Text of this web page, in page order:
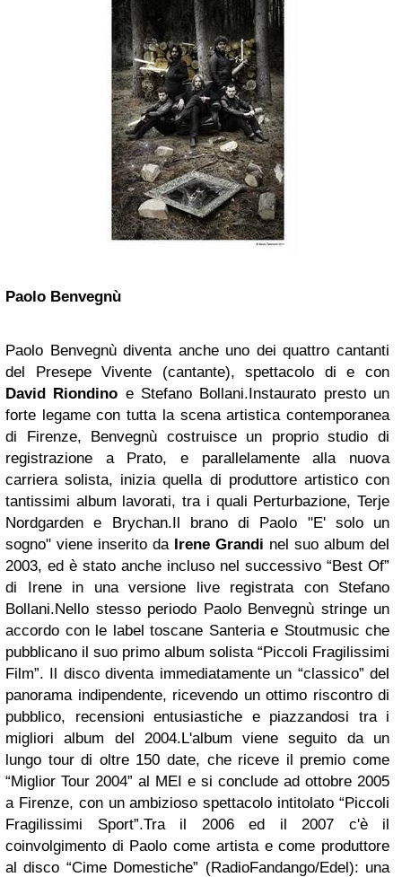
Paolo Benvegnù
Paolo Benvegnù diventa anche uno dei quattro cantanti
del Presepe Vivente (cantante), spettacolo di e con
David Riondino e Stefano Bollani.Instaurato presto un
forte legame con tutta la scena artistica contemporanea
di Firenze, Benvegnù costruisce un proprio studio di
registrazione a Prato, e parallelamente alla nuova
carriera solista, inizia quella di produttore artistico con
tantissimi album lavorati, tra i quali Perturbazione, Terje
Nordgarden e Brychan.Il brano di Paolo "E' solo un
sogno" viene inserito da Irene Grandi nel suo album del
2003, ed è stato anche incluso nel successivo “Best Of”
di Irene in una versione live registrata con Stefano
Bollani.Nello stesso periodo Paolo Benvegnù stringe un
accordo con le label toscane Santeria e Stoutmusic che
pubblicano il suo primo album solista “Piccoli Fragilissimi
Film”. Il disco diventa immediatamente un “classico” del
panorama indipendente, ricevendo un ottimo riscontro di
pubblico, recensioni entusiastiche e piazzandosi tra i
migliori album del 2004.L'album viene seguito da un
lungo tour di oltre 150 date, che riceve il premio come
“Miglior Tour 2004” al MEI e si conclude ad ottobre 2005
a Firenze, con un ambizioso spettacolo intitolato “Piccoli
Fragilissimi Sport”.Tra il 2006 ed il 2007 c'è il
coinvolgimento di Paolo come artista e come produttore
al disco “Cime Domestiche” (RadioFandango/Edel): una